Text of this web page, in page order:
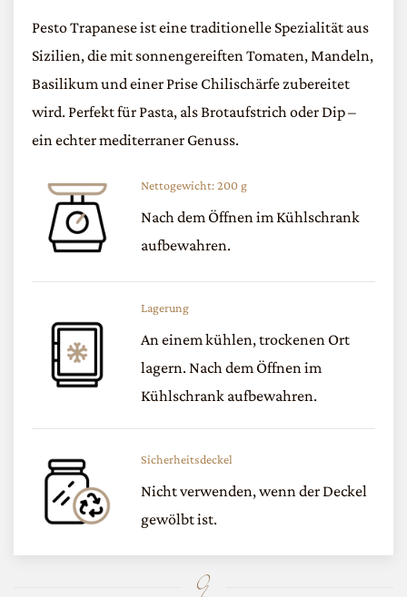
Pesto Trapanese ist eine traditionelle Spezialität aus
Sizilien, die mit sonnengereiften Tomaten, Mandeln,
Basilikum und einer Prise Chilischärfe zubereitet
wird. Perfekt für Pasta, als Brotaufstrich oder Dip –
ein echter mediterraner Genuss.
Nettogewicht: 200 g
Nach dem Öffnen im Kühlschrank
aufbewahren.
Lagerung
An einem kühlen, trockenen Ort
lagern. Nach dem Öffnen im
Kühlschrank aufbewahren.
Sicherheitsdeckel
Nicht verwenden, wenn der Deckel
gewölbt ist.